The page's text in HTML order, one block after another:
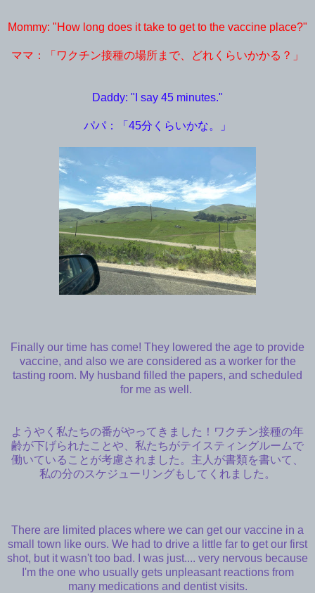
Mommy: "How long does it take to get to the vaccine place?"
ママ：「ワクチン接種の場所まで、どれくらいかかる？」
Daddy: "I say 45 minutes."
パパ：「45分くらいかな。」
Finally our time has come! They lowered the age to provide
vaccine, and also we are considered as a worker for the
tasting room. My husband filled the papers, and scheduled
for me as well.
ようやく私たちの番がやってきました！ワクチン接種の年
齢が下げられたことや、私たちがテイスティングルームで
働いていることが考慮されました。主人が書類を書いて、
私の分のスケジューリングもしてくれました。
There are limited places where we can get our vaccine in a
small town like ours. We had to drive a little far to get our first
shot, but it wasn't too bad. I was just.... very nervous because
I'm the one who usually gets unpleasant reactions from
many medications and dentist visits.